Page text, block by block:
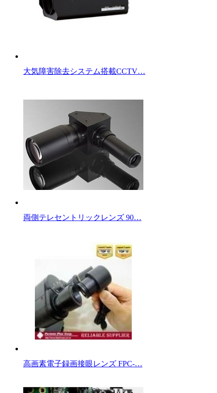
大気障害除去システム搭載CCTV…
両側テレセントリックレンズ 90…
高画素電子録画接眼レンズ FPC-…